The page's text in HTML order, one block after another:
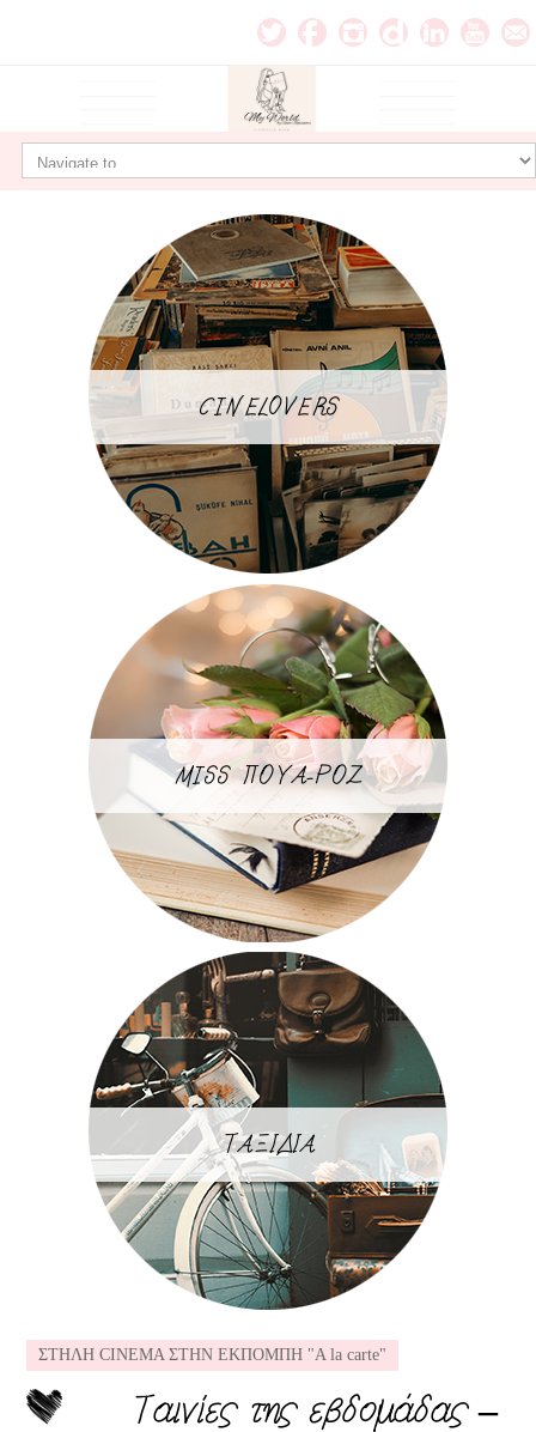
CINELOVERS
MISS ΠΟΥΑ-ΡΟΖ
ΤΑΞΙΔΙΑ
ΣΤΗΛΗ CINEMA ΣΤΗΝ ΕΚΠΟΜΠΗ "A la carte"
Ταινίες της εβδομάδας –